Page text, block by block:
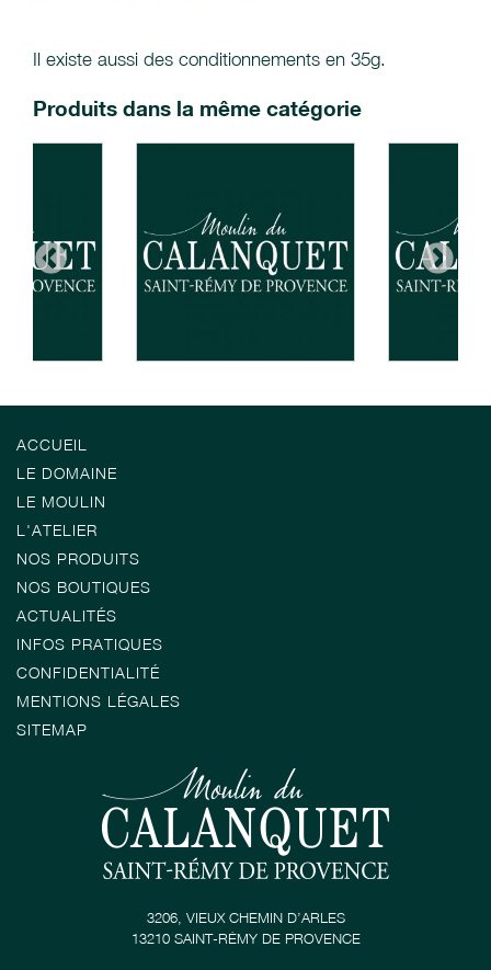
Il existe aussi des conditionnements en 35g.
Produits dans la même catégorie
ACCUEIL
LE DOMAINE
LE MOULIN
L'ATELIER
NOS PRODUITS
NOS BOUTIQUES
ACTUALITÉS
INFOS PRATIQUES
CONFIDENTIALITÉ
MENTIONS LÉGALES
SITEMAP
3206, VIEUX CHEMIN D’ARLES
13210 SAINT-RÉMY DE PROVENCE